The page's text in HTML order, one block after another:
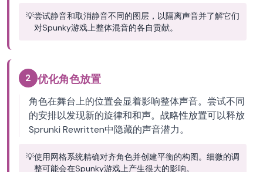
💡尝试静音和取消静音不同的图层，以隔离声音并了解它们
对Spunky游戏上整体混音的各自贡献。
2 优化角色放置
角色在舞台上的位置会显着影响整体声音。尝试不同
的安排以发现新的旋律和和声。战略性放置可以释放
Sprunki Rewritten中隐藏的声音潜力。
💡使用网格系统精确对齐角色并创建平衡的构图。细微的调
整可能会在Spunky游戏上产生很大的影响。